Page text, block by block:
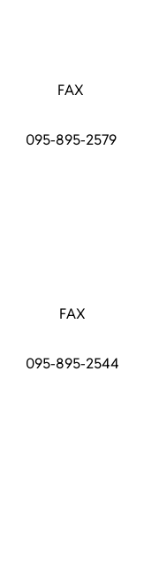
FAX
095-895-2579
FAX
095-895-2544